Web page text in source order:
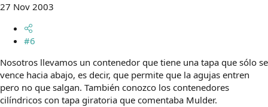
27 Nov 2003
#6
Nosotros llevamos un contenedor que tiene una tapa que sólo se
vence hacia abajo, es decir, que permite que la agujas entren
pero no que salgan. También conozco los contenedores
cilíndricos con tapa giratoria que comentaba Mulder.